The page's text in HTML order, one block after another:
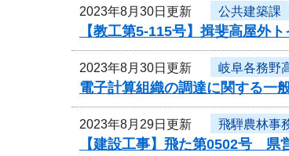
2023年8月30日更新 公共建築課
【教工第5-115号】揖斐高屋外
2023年8月30日更新 岐阜各務野
電子計算組織の調達に関する一
2023年8月29日更新 飛騨農林事
【建設工事】飛た第0502号